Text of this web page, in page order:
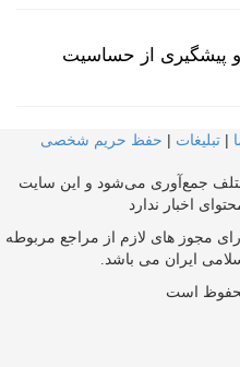
و پیشگیری از حساسیت
| تبلیغات | حفظ حریم شخصی
جمع‌آوری می‌شود و این سایت
اخبار ندارد
مجوز های لازم از مراجع مربوطه
ایران می باشد.
است